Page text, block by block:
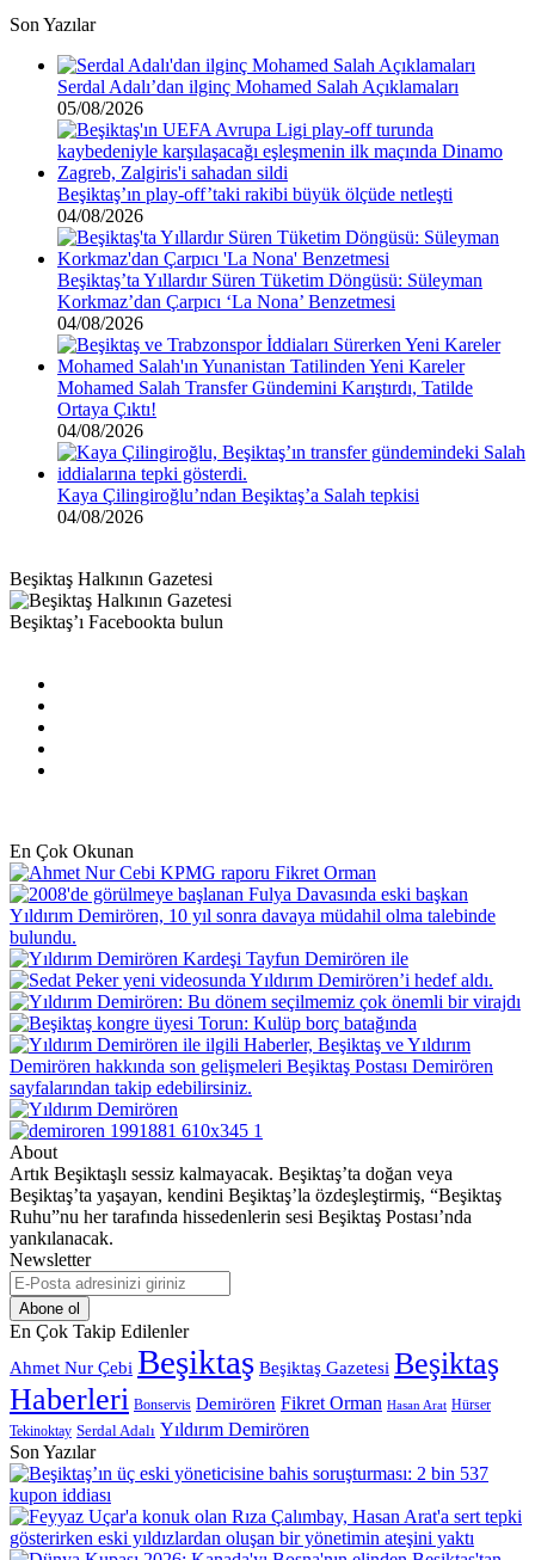
Son Yazılar
Serdal Adalı’dan ilginç Mohamed Salah Açıklamaları
05/08/2026
Beşiktaş’ın play-off’taki rakibi büyük ölçüde netleşti
04/08/2026
Beşiktaş’ta Yıllardır Süren Tüketim Döngüsü: Süleyman
Korkmaz’dan Çarpıcı ‘La Nona’ Benzetmesi
04/08/2026
Mohamed Salah Transfer Gündemini Karıştırdı, Tatilde
Ortaya Çıktı!
04/08/2026
Kaya Çilingiroğlu’ndan Beşiktaş’a Salah tepkisi
04/08/2026
Beşiktaş Halkının Gazetesi
Beşiktaş’ı Facebookta bulun
En Çok Okunan
About
Artık Beşiktaşlı sessiz kalmayacak. Beşiktaş’ta doğan veya
Beşiktaş’ta yaşayan, kendini Beşiktaş’la özdeşleştirmiş, “Beşiktaş
Ruhu”nu her tarafında hissedenlerin sesi Beşiktaş Postası’nda
yankılanacak.
Newsletter
E-
Posta
adresinizi
giriniz
En Çok Takip Edilenler
Ahmet Nur Çebi Beşiktaş Beşiktaş Gazetesi Beşiktaş
Haberleri Bonservis Demirören Fikret Orman Hasan Arat Hürser
Tekinoktay Serdal Adalı Yıldırım Demirören
Son Yazılar